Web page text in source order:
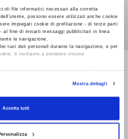
file informatici necessari alla corretta
possono essere utilizzati anche cookie
impiegati cookie di profilazione - di terze parti
al fine di inviarti messaggi pubblicitari in linea
la navigazione.
tuoi dati personali durante la navigazione, e per
ti invitiamo a prendere visione
RevocaMostra dettagli
Accetta tutti
trovato uno scrigno d'oro
dello scrigno, Belto
e propria caccia all'uomo e darsi
monastero norvegese a Londra,
scoperta sconcertante del